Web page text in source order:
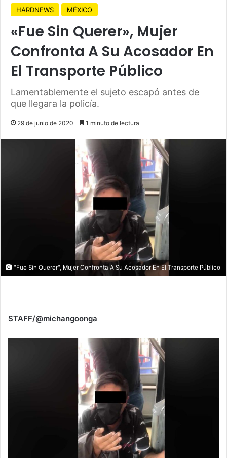
HARDNEWS MÉXICO
«Fue Sin Querer», Mujer
Confronta A Su Acosador En
El Transporte Público
Lamentablemente el sujeto escapó antes de
que llegara la policía.
29 de junio de 2020 1 minuto de lectura
"Fue Sin Querer", Mujer Confronta A Su Acosador En El Transporte Público
STAFF/@michangoonga